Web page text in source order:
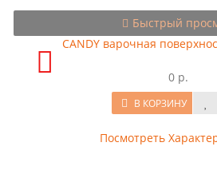
Быстрый
CANDY варочная
0 р.
В КОРЗИНУ
Посмотреть